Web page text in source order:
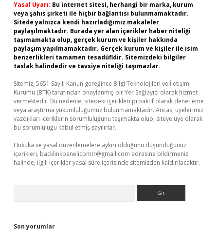
Yasal Uyarı: Bu internet sitesi, herhangi bir marka, kurum
veya şahıs şirketi ile hiçbir bağlantısı bulunmamaktadır.
Sitede yalnızca kendi hazırladığımız makaleler
paylaşılmaktadır. Burada yer alan içerikler haber niteliği
taşımamakta olup, gerçek kurum ve kişiler hakkında
paylaşım yapılmamaktadır. Gerçek kurum ve kişiler ile isim
benzerlikleri tamamen tesadüfidir. Sitemizdeki bilgiler
taslak halindedir ve tavsiye niteliği taşımazlar.
Sitemiz, 5651 Sayılı Kanun gereğince Bilgi Teknolojileri ve İletişim
Kurumu (BTK) tarafından onaylanmış bir Yer Sağlayıcı olarak hizmet
vermektedir. Bu nedenle, sitedeki içerikleri proaktif olarak denetleme
veya araştırma yükümlülüğümüz bulunmamaktadır. Ancak, üyelerimiz
yazdıkları içeriklerin sorumluluğunu taşımakta olup, siteye üye olarak
bu sorumluluğu kabul etmiş sayılırlar.
Hukuka ve yasal düzenlemelere aykırı olduğunu düşündüğünüz
içerikleri, backlinkpanelicomtr@gmail.com adresine bildirmeniz
halinde, ilgili içerikler yasal süre içerisinde sitemizden kaldırılacaktır.
Son yorumlar